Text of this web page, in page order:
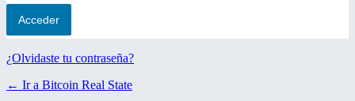
¿Olvidaste tu contraseña?
← Ir a Bitcoin Real State